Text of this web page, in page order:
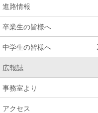
進路情報
卒業生の皆様へ
中学生の皆様へ
広報誌
事務室より
アクセス